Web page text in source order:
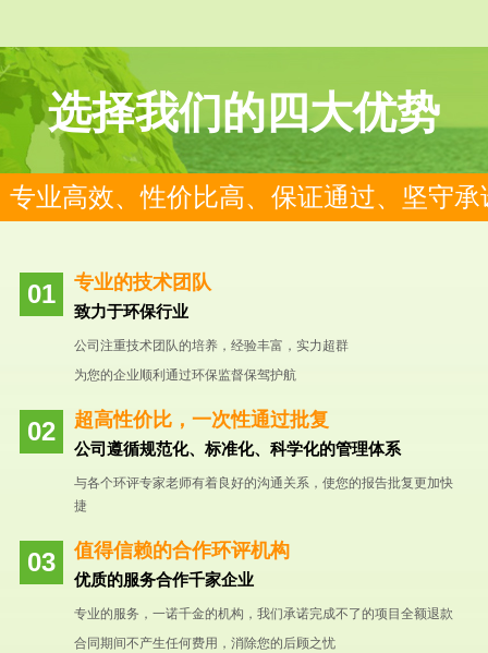
选择我们的四大优势
专业高效、性价比高、保证通过、坚守承
专业的技术团队
致力于环保行业
公司注重技术团队的培养，经验丰富，实力超群
为您的企业顺利通过环保监督保驾护航
超高性价比，一次性通过批复
公司遵循规范化、标准化、科学化的管理体系
与各个环评专家老师有着良好的沟通关系，使您的报告批复更加快
捷
值得信赖的合作环评机构
优质的服务合作千家企业
专业的服务，一诺千金的机构，我们承诺完成不了的项目全额退款
合同期间不产生任何费用，消除您的后顾之忧